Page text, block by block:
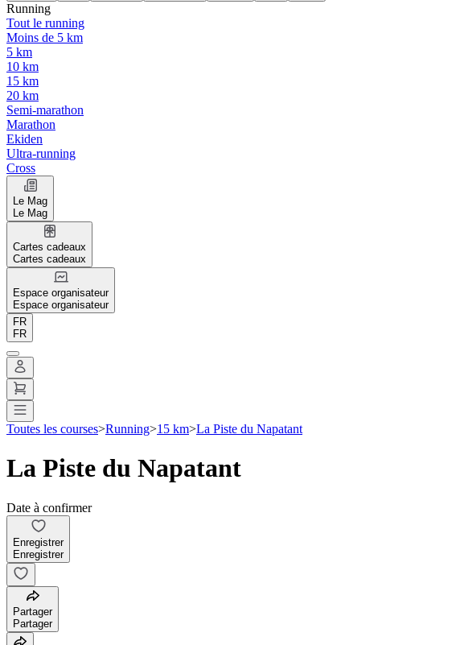
Running
Tout le running
Moins de 5 km
5 km
10 km
15 km
20 km
Semi-marathon
Marathon
Ekiden
Ultra-running
Cross
Le Mag
Le Mag
Cartes cadeaux
Cartes cadeaux
Espace organisateur
Espace organisateur
FR
FR
Toutes les courses>Running>15 km>La Piste du Napatant
La Piste du Napatant
Date à confirmer
Enregistrer
Enregistrer
Partager
Partager